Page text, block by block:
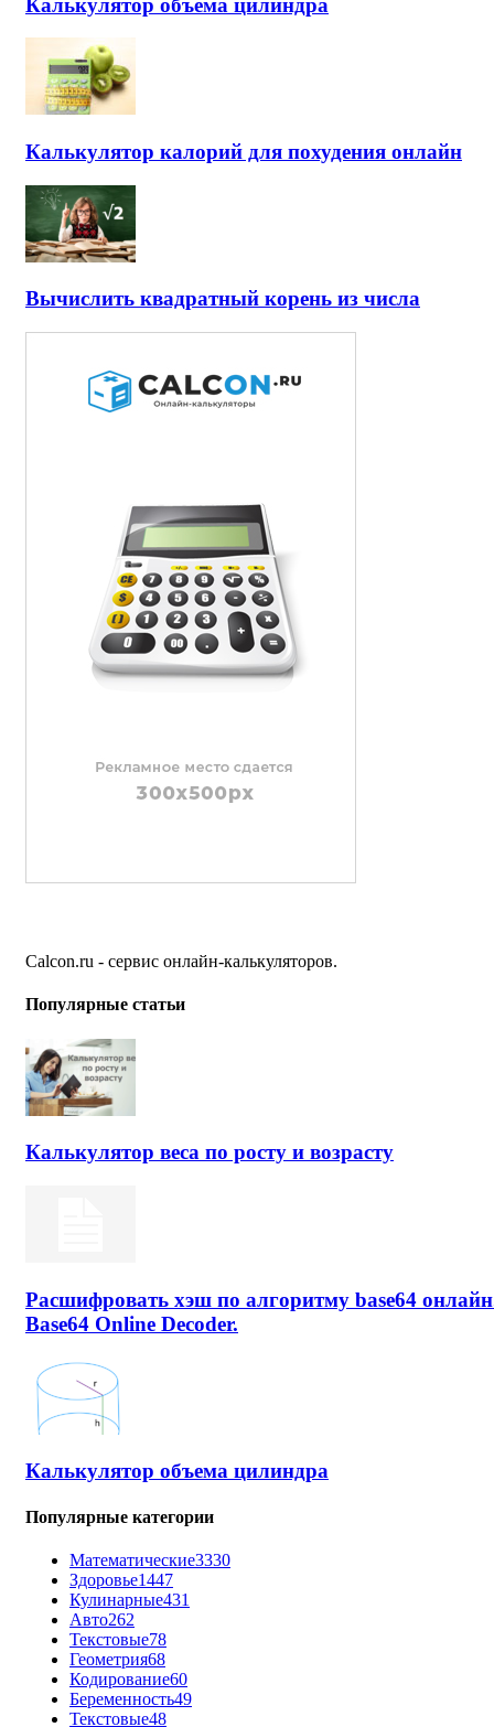
Калькулятор калорий для похудения онлайн
Вычислить квадратный корень из числа
Calcon.ru - сервис онлайн-калькуляторов.
Популярные статьи
Калькулятор веса по росту и возрасту
Расшифровать хэш по алгоритму base64
Base64 Online Decoder.
Калькулятор объема цилиндра
Популярные категории
Математические3330
Здоровье1447
Кулинарные431
Авто262
Текстовые78
Геометрия68
Кодирование60
Беременность49
Текстовые48